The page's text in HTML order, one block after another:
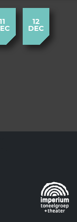
11 12
DEC